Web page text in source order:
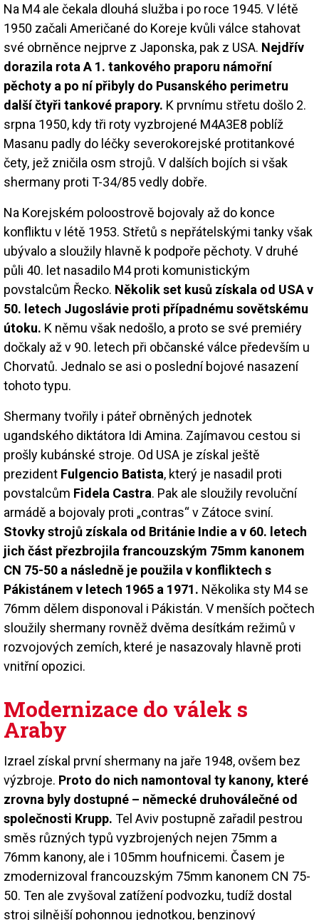
Na M4 ale čekala dlouhá služba i po roce 1945. V létě
1950 začali Američané do Koreje kvůli válce stahovat
své obrněnce nejprve z Japonska, pak z USA. Nejdřív
dorazila rota A 1. tankového praporu námořní
pěchoty a po ní přibyly do Pusanského perimetru
další čtyři tankové prapory. K prvnímu střetu došlo 2.
srpna 1950, kdy tři roty vyzbrojené M4A3E8 poblíž
Masanu padly do léčky severokorejské protitankové
čety, jež zničila osm strojů. V dalších bojích si však
shermany proti T-34/85 vedly dobře.
Na Korejském poloostrově bojovaly až do konce
konfliktu v létě 1953. Střetů s nepřátelskými tanky však
ubývalo a sloužily hlavně k podpoře pěchoty. V druhé
půli 40. let nasadilo M4 proti komunistickým
povstalcům Řecko. Několik set kusů získala od USA v
50. letech Jugoslávie proti případnému sovětskému
útoku. K němu však nedošlo, a proto se své premiéry
dočkaly až v 90. letech při občanské válce především u
Chorvatů. Jednalo se asi o poslední bojové nasazení
tohoto typu.
Shermany tvořily i páteř obrněných jednotek
ugandského diktátora Idi Amina. Zajímavou cestou si
prošly kubánské stroje. Od USA je získal ještě
prezident Fulgencio Batista, který je nasadil proti
povstalcům Fidela Castra. Pak ale sloužily revoluční
armádě a bojovaly proti „contras“ v Zátoce sviní.
Stovky strojů získala od Británie Indie a v 60. letech
jich část přezbrojila francouzským 75mm kanonem
CN 75-50 a následně je použila v konfliktech s
Pákistánem v letech 1965 a 1971. Několika sty M4 se
76mm dělem disponoval i Pákistán. V menších počtech
sloužily shermany rovněž dvěma desítkám režimů v
rozvojových zemích, které je nasazovaly hlavně proti
vnitřní opozici.
Modernizace do válek s
Araby
Izrael získal první shermany na jaře 1948, ovšem bez
výzbroje. Proto do nich namontoval ty kanony, které
zrovna byly dostupné – německé druhoválečné od
společnosti Krupp. Tel Aviv postupně zařadil pestrou
směs různých typů vyzbrojených nejen 75mm a
76mm kanony, ale i 105mm houfnicemi. Časem je
zmodernizoval francouzským 75mm kanonem CN 75-
50. Ten ale zvyšoval zatížení podvozku, tudíž dostal
stroj silnější pohonnou jednotkou, benzinový